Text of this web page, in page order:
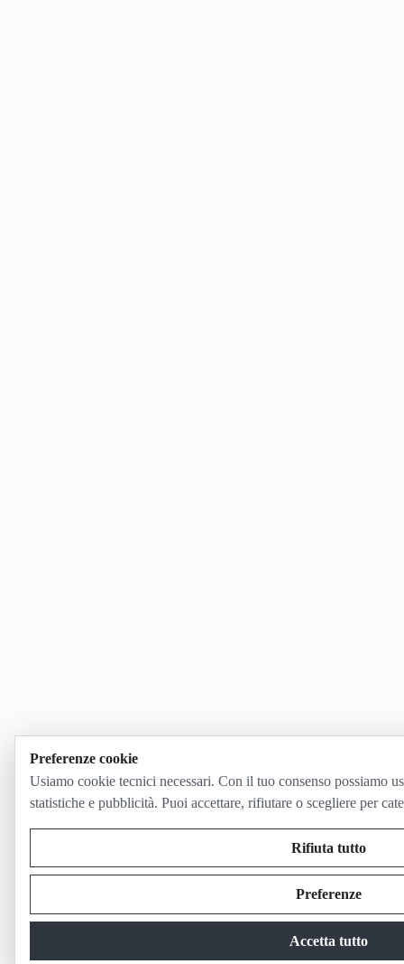
Preferenze cookie
Usiamo cookie tecnici necessari. Con il tuo consenso possiamo
statistiche e pubblicità. Puoi accettare, rifiutare o scegliere per
Rifiuta tutto
Preferenze
Accetta tutto